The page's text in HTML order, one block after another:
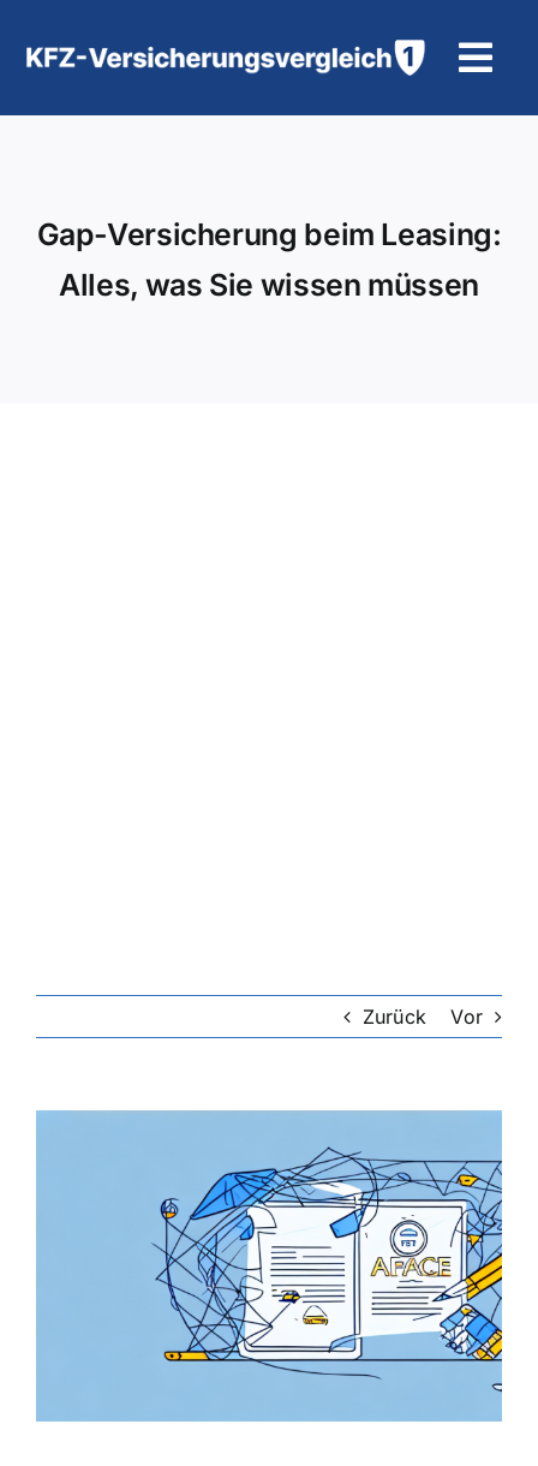
Inhalt
Hilfe und Kontakt
Gap-Versicherung beim Leasing:
Alles, was Sie wissen müssen
Zurück Vor